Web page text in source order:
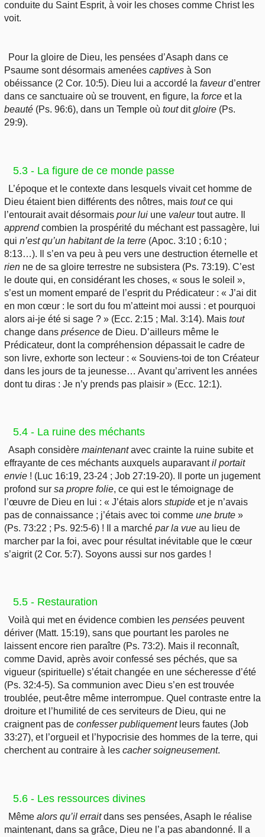
conduite du Saint Esprit, à voir les choses comme Christ les
voit.
Pour la gloire de Dieu, les pensées d’Asaph dans ce
Psaume sont désormais amenées captives à Son
obéissance (2 Cor. 10:5). Dieu lui a accordé la faveurd’entrer
dans ce sanctuaire où se trouvent, en figure, la force et la
beauté (Ps. 96:6), dans un Temple où toutditgloire (Ps.
29:9).
5.3 - La figure de ce monde passe
L’époque et le contexte dans lesquels vivait cet homme de
Dieu étaient bien différents des nôtres, mais toutce qui
l’entourait avait désormais pourlui une valeurtout autre. Il
apprendcombien la prospérité du méchant est passagère, lui
qui n’estqu’un habitant de la terre (Apoc. 3:10 ; 6:10 ;
8:13…). Il s’en va peu à peu vers une destruction éternelle et
rien ne de sa gloire terrestre ne subsistera (Ps. 73:19). C’est
le doute qui, en considérant les choses, « sous le soleil »,
s’est un moment emparé de l’esprit du Prédicateur : « J’ai dit
en mon cœur : le sort du fou m’atteint moi aussi : et pourquoi
alors ai-je été si sage ? » (Ecc. 2:15 ; Mal. 3:14). Mais tout
change dans présence de Dieu. D’ailleurs même le
Prédicateur, dont la compréhension dépassait le cadre de
son livre, exhorte son lecteur : « Souviens-toi de ton Créateur
dans les jours de ta jeunesse… Avant qu’arrivent les années
dont tu diras : Je n’y prends pas plaisir » (Ecc. 12:1).
5.4 - La ruine des méchants
Asaph considèremaintenantavec crainte la ruine subite et
effrayante de ces méchants auxquels auparavantil portait
envie ! (Luc 16:19, 23-24 ; Job 27:19-20). Il porte un jugement
profond sur sa propre folie, ce qui est le témoignage de
l’œuvre de Dieu en lui : « J’étais alors stupide et je n’avais
pas de connaissance ; j’étais avec toi comme une brute »
(Ps. 73:22 ; Ps. 92:5-6) ! Il a marché parla vue au lieu de
marcher par la foi, avec pour résultat inévitable que le cœur
s’aigrit (2 Cor. 5:7). Soyons aussi sur nos gardes !
5.5 - Restauration
Voilà qui met en évidence combien lespensées peuvent
dériver (Matt. 15:19), sans que pourtant les paroles ne
laissent encore rien paraître (Ps. 73:2). Mais il reconnaît,
comme David, après avoir confessé ses péchés, que sa
vigueur (spirituelle) s’était changée en une sécheresse d’été
(Ps. 32:4-5). Sa communion avec Dieu s’en est trouvée
troublée, peut-être même interrompue. Quel contraste entre la
droiture et l’humilité de ces serviteurs de Dieu, qui ne
craignent pas de confesserpubliquementleurs fautes (Job
33:27), et l’orgueil et l’hypocrisie des hommes de la terre, qui
cherchent au contraire à les cachersoigneusement.
5.6 - Les ressources divines
Mêmealors qu’il erraitdans ses pensées, Asaph le réalise
maintenant, dans sa grâce, Dieu ne l’a pas abandonné. Il a